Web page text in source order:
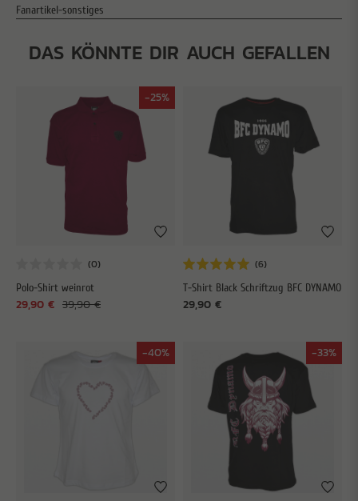
Fanartikel-sonstiges
DAS KÖNNTE DIR AUCH GEFALLEN
-25%
Polo-Shirt weinrot
39,90 €
29,90 €
T-Shirt Black Schriftzug BFC DYNAMO
29,90 €
-40% -33%